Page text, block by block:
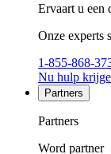
Ervaart u een
Onze experts
1-855-868-
Nu hulp
Partners
Partners
Word partner